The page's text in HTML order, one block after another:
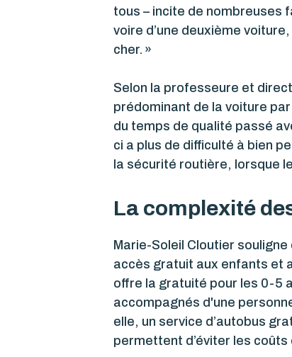
tous – incite de nombreuses
voire d’une deuxième
cher. »
Selon la professeure et
prédominant de la voiture
du temps de qualité passé
ci a plus de difficulté à bien
la sécurité routière, lorsque
La complexité
Marie-Soleil Cloutier souligne
accès gratuit aux enfants et
offre la gratuité pour les 0-5
accompagnés d'une
elle, un service d’autobus
permettent d’éviter les